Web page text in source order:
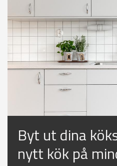
Byt ut dina
nytt kök på